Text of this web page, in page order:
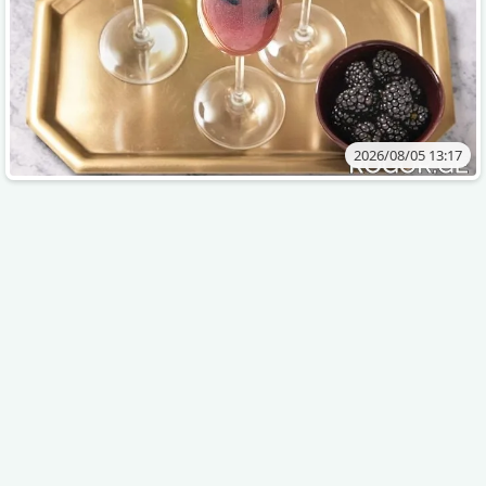
2026/08/05 13:17